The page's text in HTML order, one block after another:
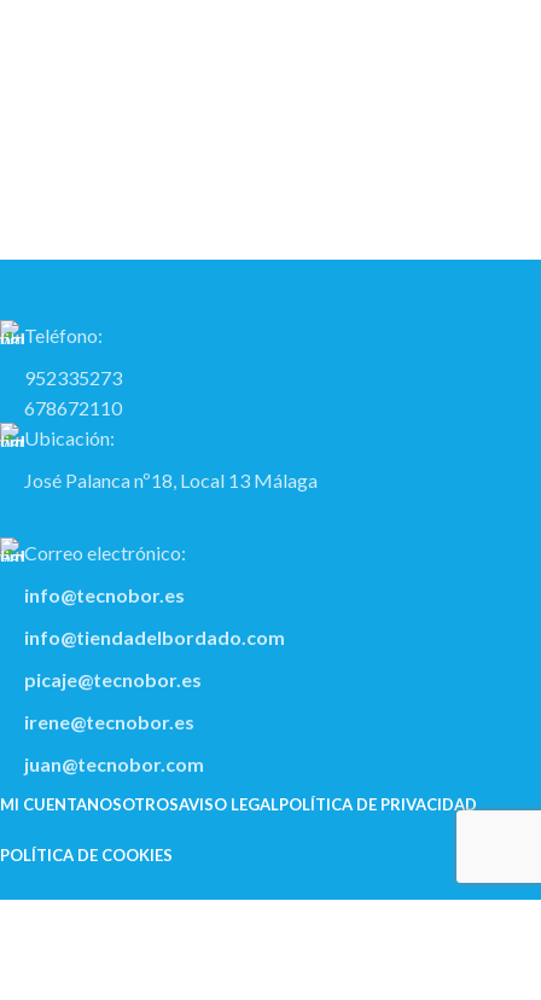
Teléfono:
952335273
678672110
Ubicación:
José Palanca nº18, Local 13 Málaga
Correo electrónico:
info@tecnobor.es
info@tiendadelbordado.com
picaje@tecnobor.es
irene@tecnobor.es
juan@tecnobor.com
MI CUENTANOSOTROSAVISO LEGALPOLÍ­TICA DE PRIVACIDAD
POLÍTICA DE COOKIES